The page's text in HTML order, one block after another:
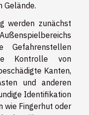
Gelände.
werden zunächst
Gefahrenstellen
Kontrolle von
Kanten,
und anderen
Identifikation
wie Fingerhut oder